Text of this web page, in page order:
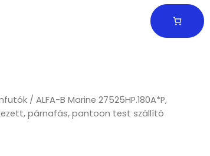
/ ALFA-B Marine 27525HP.180A*P,
párnafás, pantoon test szállító